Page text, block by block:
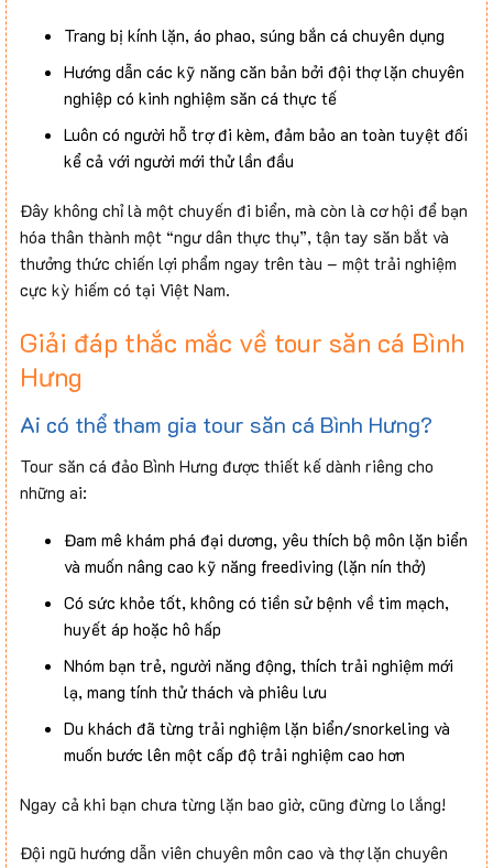
Trang bị kính lặn, áo phao, súng bắn cá chuyên dụng
Hướng dẫn các kỹ năng căn bản bởi đội thợ lặn chuyên
nghiệp có kinh nghiệm săn cá thực tế
Luôn có người hỗ trợ đi kèm, đảm bảo an toàn tuyệt đối
kể cả với người mới thử lần đầu
Đây không chỉ là một chuyến đi biển, mà còn là cơ hội để bạn
hóa thân thành một “ngư dân thực thụ”, tận tay săn bắt và
thưởng thức chiến lợi phẩm ngay trên tàu – một trải nghiệm
cực kỳ hiếm có tại Việt Nam.
Giải đáp thắc mắc về tour săn cá Bình
Hưng
Ai có thể tham gia tour săn cá Bình Hưng?
Tour săn cá đảo Bình Hưng được thiết kế dành riêng cho
những ai:
Đam mê khám phá đại dương, yêu thích bộ môn lặn biển
và muốn nâng cao kỹ năng freediving (lặn nín thở)
Có sức khỏe tốt, không có tiền sử bệnh về tim mạch,
huyết áp hoặc hô hấp
Nhóm bạn trẻ, người năng động, thích trải nghiệm mới
lạ, mang tính thử thách và phiêu lưu
Du khách đã từng trải nghiệm lặn biển/snorkeling và
muốn bước lên một cấp độ trải nghiệm cao hơn
Ngay cả khi bạn chưa từng lặn bao giờ, cũng đừng lo lắng!
Đội ngũ hướng dẫn viên chuyên môn cao và thợ lặn chuyên